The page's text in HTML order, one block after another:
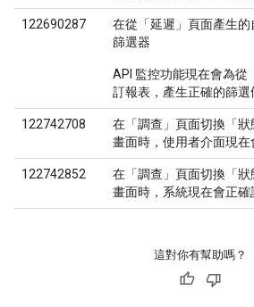
122690287
在從「延遲」頁面產生
篩選器
API 監控功能現在會為從
訂報表，產生正確的篩選
122742708
在「調查」頁面切換「
畫面時，使用者介面現在
122742852
在「調查」頁面切換「
畫面時，系統現在會正
這對你有幫助嗎？